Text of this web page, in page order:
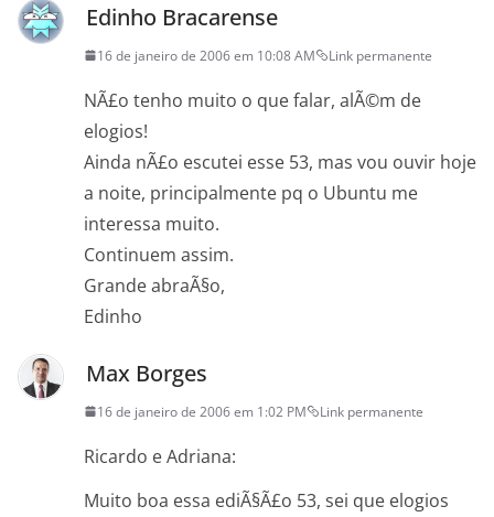
Edinho Bracarense
16 de janeiro de 2006 em 10:08 AM Link permanente
NÃ£o tenho muito o que falar, alÃ©m de
elogios!
Ainda nÃ£o escutei esse 53, mas vou ouvir hoje
a noite, principalmente pq o Ubuntu me
interessa muito.
Continuem assim.
Grande abraÃ§o,
Edinho
Max Borges
16 de janeiro de 2006 em 1:02 PM Link permanente
Ricardo e Adriana:
Muito boa essa ediÃ§Ã£o 53, sei que elogios